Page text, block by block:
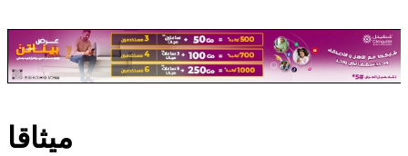
ميثاقا